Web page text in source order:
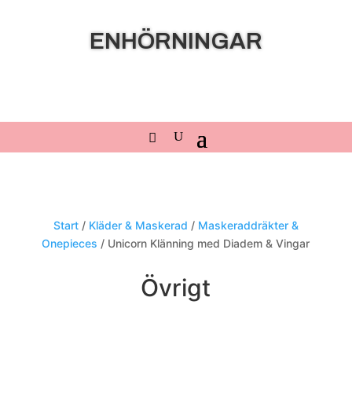
ENHÖRNINGAR
Start/ Kläder & Maskerad / Maskeraddräkter &
Onepieces / Unicorn Klänning med Diadem & Vingar
Övrigt